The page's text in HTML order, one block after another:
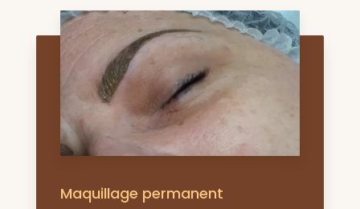
Maquillage permanent